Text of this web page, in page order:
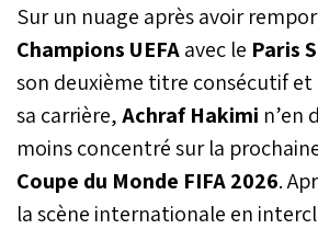
Sur un nuage après avoir
Champions UEFAavec le Paris
son deuxième titre consécutif et
sa carrière,Achraf Hakimi n’en
moins concentré sur la
Coupe du Monde FIFA 2026.
la scène internationale en